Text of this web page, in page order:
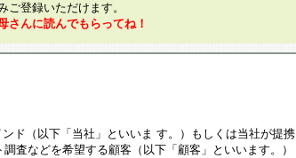
ご登録いただけます。
んに読んでもらってね！
ド（以下「当社」といいま す。）もしくは当社が提携
査などを希望する顧客（以下「顧客」といいます。）